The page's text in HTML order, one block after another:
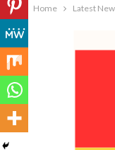
Home Latest